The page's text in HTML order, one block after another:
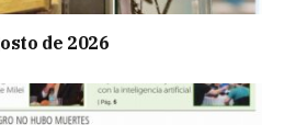
de 2026